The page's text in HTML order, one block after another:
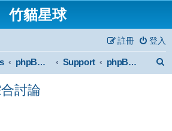
竹貓星球
登入
註冊
phpBB2 Forum Archive Support phpBB 2 plus 綜合討論
討論